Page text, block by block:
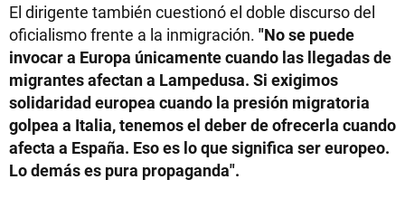
El dirigente también cuestionó el doble discurso del
oficialismo frente a la inmigración. "No se puede
invocar a Europa únicamente cuando las llegadas de
migrantes afectan a Lampedusa. Si exigimos
solidaridad europea cuando la presión migratoria
golpea a Italia, tenemos el deber de ofrecerla cuando
afecta a España. Eso es lo que significa ser europeo.
Lo demás es pura propaganda".